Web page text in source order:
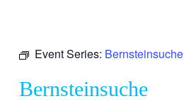
Event Series: Bernsteinsuche
Bernsteinsuche